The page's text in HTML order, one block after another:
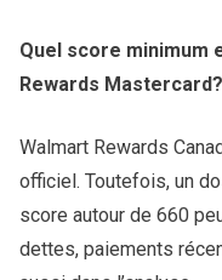
Quel score minimum
Rewards Mastercard?
Walmart Rewards
officiel. Toutefois, un
score autour de 660
dettes, paiements